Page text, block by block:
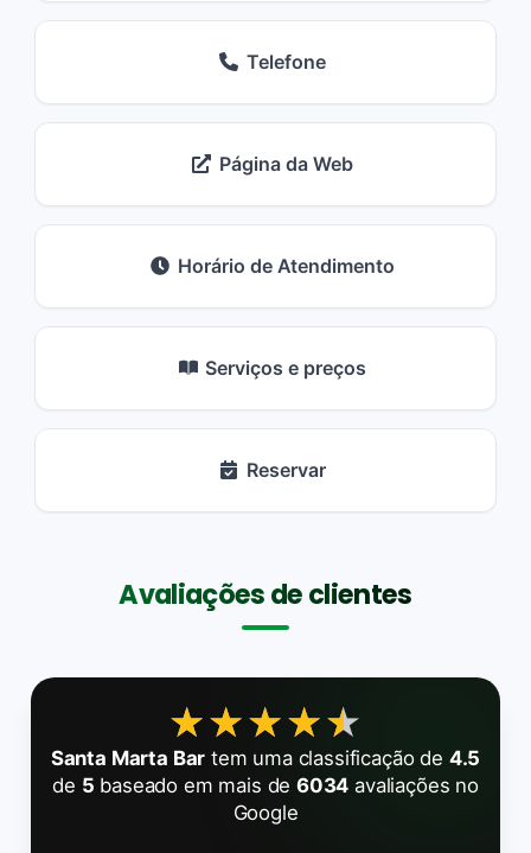
Telefone
Página da Web
Horário de Atendimento
Serviços e preços
Reservar
Avaliações de clientes
★★★★★
★★★★★
Santa Marta Bar tem uma classificação de 4.5
de 5 baseado em mais de 6034 avaliações no
Google